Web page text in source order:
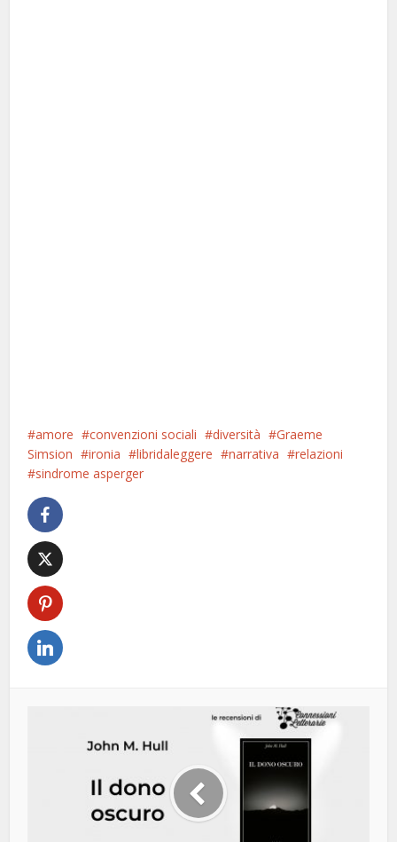
amore convenzioni sociali diversità
Graeme
Simsion
ironia libridaleggere narrativa
relazioni
sindrome asperger